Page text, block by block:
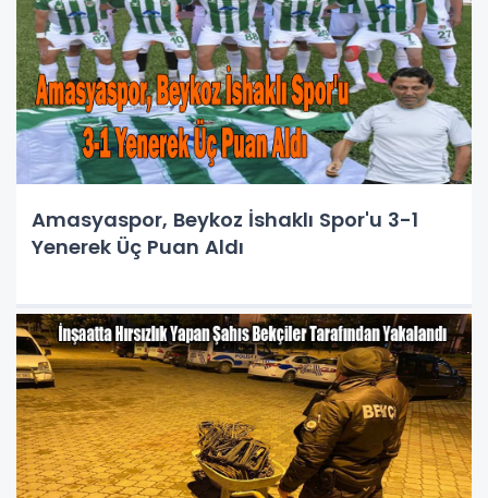
Amasyaspor, Beykoz İshaklı Spor'u 3-1
Yenerek Üç Puan Aldı